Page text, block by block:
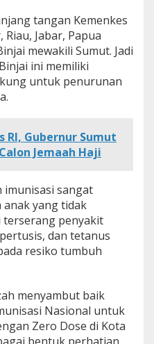
tangan Kemenkes
Jabar, Papua
mewakili Sumut. Jadi
ini memiliki
untuk penurunan
RI, Gubernur Sumut
Jemaah Haji
imunisasi sangat
yang tidak
penyakit
dan tetanus
resiko tumbuh
menyambut baik
Nasional untuk
Zero Dose di Kota